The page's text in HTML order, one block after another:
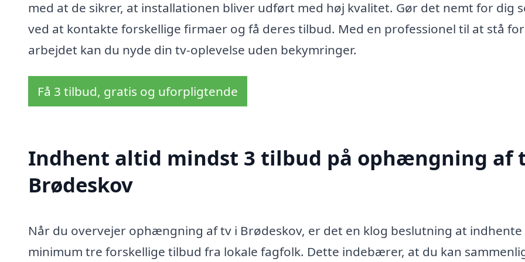
med at de sikrer, at installationen bliver udført med høj kvalitet. Gør det nemt for dig
ved at kontakte forskellige firmaer og få deres tilbud. Med en professionel til at stå for
arbejdet kan du nyde din tv-oplevelse uden bekymringer.
Få 3 tilbud, gratis og uforpligtende
Indhent altid mindst 3 tilbud på ophængning af
Brødeskov
Når du overvejer ophængning af tv i Brødeskov, er det en klog beslutning at indhente
minimum tre forskellige tilbud fra lokale fagfolk. Dette indebærer, at du kan